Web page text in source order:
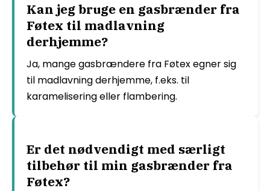
Kan jeg bruge en gasbrænder fra
Føtex til madlavning
derhjemme?
Ja, mange gasbrændere fra Føtex egner sig
til madlavning derhjemme, f.eks. til
karamelisering eller flambering.
Er det nødvendigt med særligt
tilbehør til min gasbrænder fra
Føtex?